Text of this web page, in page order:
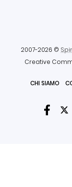
2007-2026 ©
Creative
CHI SIAMO